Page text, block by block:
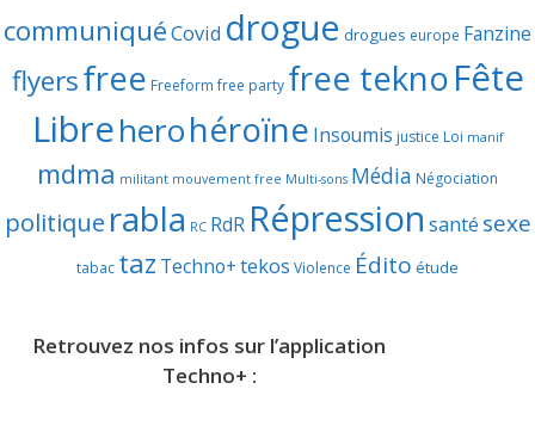
communiquéCovid drogue drogues europe Fanzine
flyersfree Freeform free party free teknoFête
Libreherohéroïne Insoumis justice Loi manif
mdma militant mouvement free Multi-sons Média Négociation
politique rabla RC RdR Répression santé sexe
tabac taz Techno+tekos Violence Édito étude
Retrouvez nos infos sur l’application
Techno+ :